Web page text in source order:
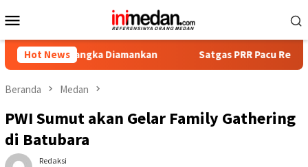
ke
Mobile
Hot News
Diamankan Satgas PRR Pacu Realisasi
Beranda Medan
PWI Sumut akan Gelar Family Gathering
di Batubara
Redaksi